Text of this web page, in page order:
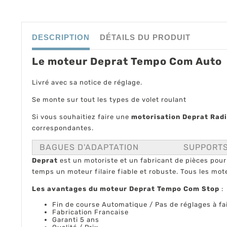
DESCRIPTION DÉTAILS DU PRODUIT
Le moteur Deprat Tempo Com Auto
Livré avec sa notice de réglage.
Se monte sur tout les types de volet roulant
Si vous souhaitiez faire une motorisation Deprat
correspondantes.
BAGUES D'ADAPTATION
Deprat est un motoriste et un fabricant de pièces
temps un moteur filaire fiable et robuste. Tous les
Les avantages du moteur Deprat Tempo Com Stop :
Fin de course Automatique / Pas de réglages à
Fabrication Francaise
Garanti 5 ans